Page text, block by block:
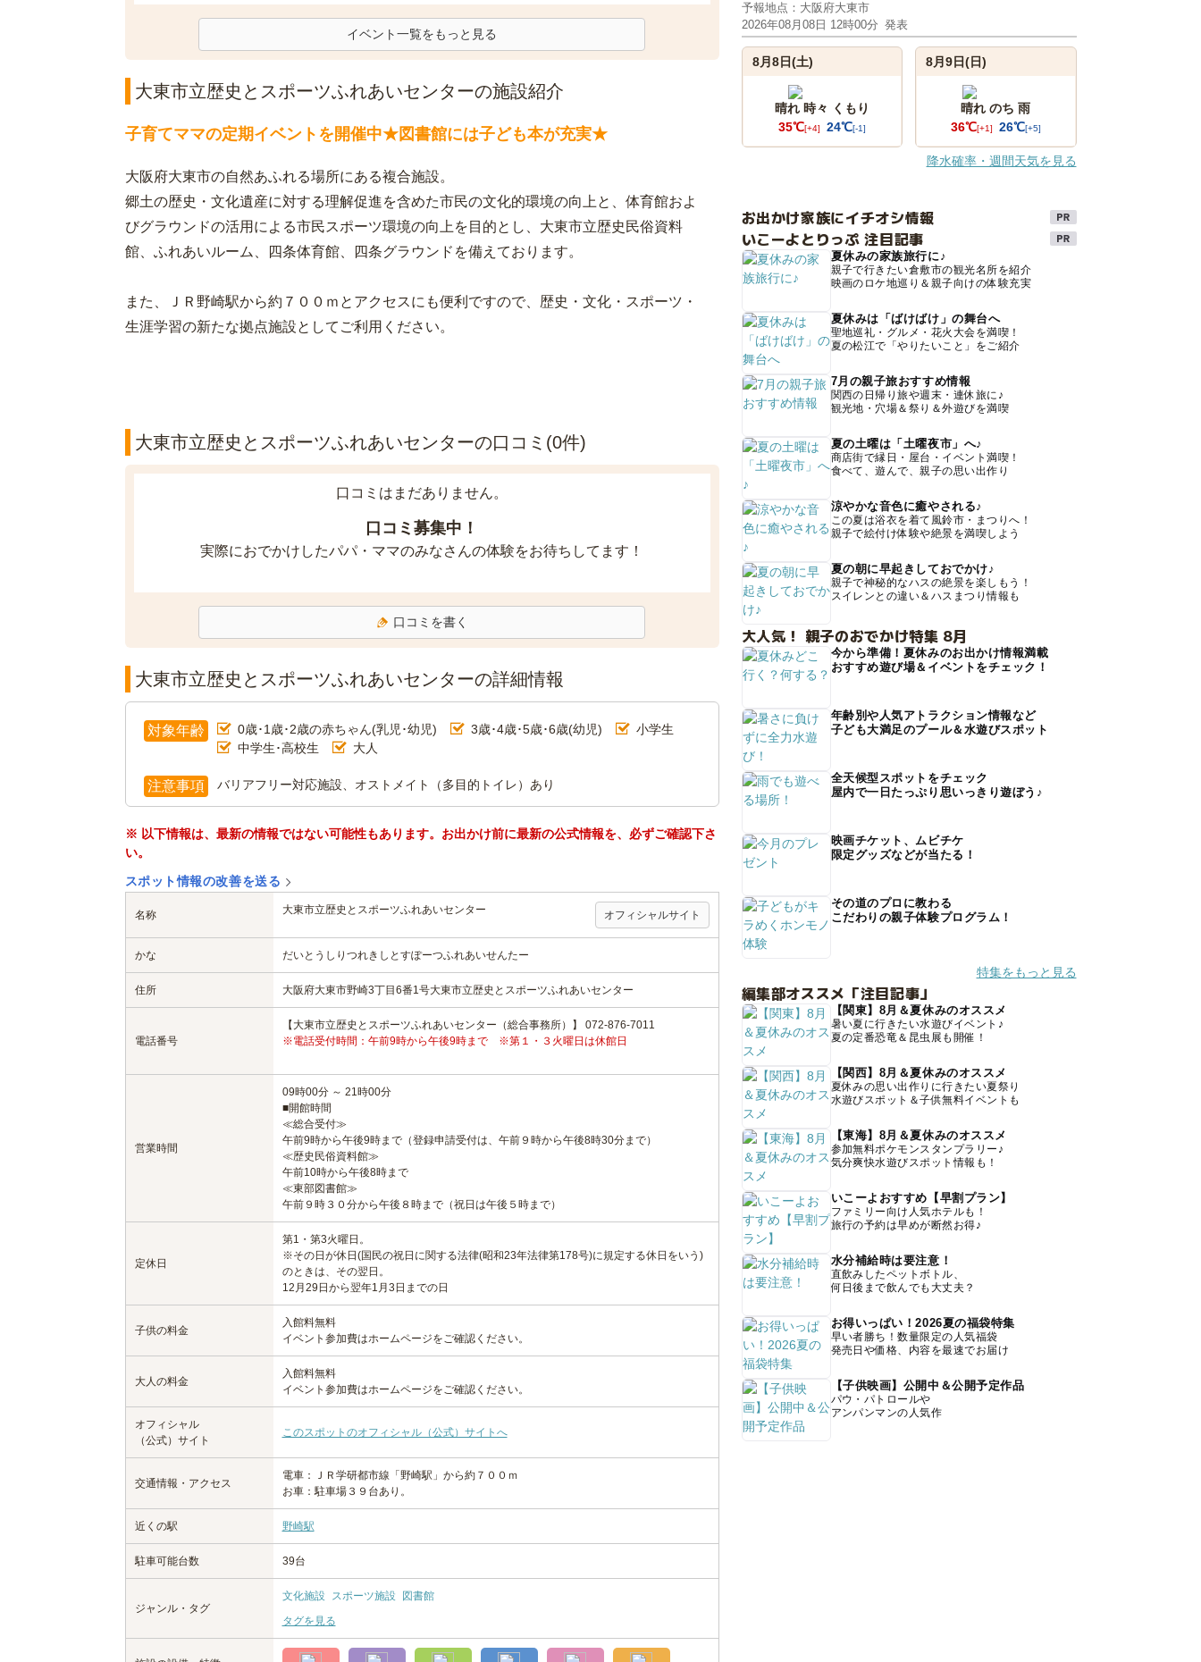
イベント一覧をもっと見る
大東市立歴史とスポーツふれあいセンターの施設紹介
子育てママの定期イベントを開催中★図書館には子ども本が充実★
大阪府大東市の自然あふれる場所にある複合施設。
郷土の歴史・文化遺産に対する理解促進を含めた市民の文化的環境の向上と、体育館およ
びグラウンドの活用による市民スポーツ環境の向上を目的とし、大東市立歴史民俗資料
館、ふれあいルーム、四条体育館、四条グラウンドを備えております。
また、ＪＲ野崎駅から約７００ｍとアクセスにも便利ですので、歴史・文化・スポーツ・
生涯学習の新たな拠点施設としてご利用ください。
大東市立歴史とスポーツふれあいセンターの口コミ(0件)
口コミはまだありません。
口コミ募集中！
実際におでかけしたパパ・ママのみなさんの体験をお待ちしてます！
口コミを書く
大東市立歴史とスポーツふれあいセンターの詳細情報
対象年齢 0歳･1歳･2歳の赤ちゃん(乳児･幼児) 3歳･4歳･5歳･6歳(幼児)
小学生
中学生･高校生
大人
注意事項 バリアフリー対応施設、オストメイト（多目的トイレ）あり
※ 以下情報は、最新の情報ではない可能性もあります。お出かけ前に最新の公式情報を、必ずご確認下さ
い。
スポット情報の改善を送る
名称 大東市立歴史とスポーツふれあいセンター オフィシャルサイト
かな だいとうしりつれきしとすぽーつふれあいせんたー
住所 大阪府大東市野崎3丁目6番1号大東市立歴史とスポーツふれあいセンター
電話番号
【大東市立歴史とスポーツふれあいセンター（総合事務所）】 072-876-7011
※電話受付時間：午前9時から午後9時まで ※第１・３火曜日は休館日
営業時間
09時00分 ～ 21時00分
■開館時間
≪総合受付≫
午前9時から午後9時まで（登録申請受付は、午前９時から午後8時30分まで）
≪歴史民俗資料館≫
午前10時から午後8時まで
≪東部図書館≫
午前９時３０分から午後８時まで（祝日は午後５時まで）
定休日
第1・第3火曜日。
※その日が休日(国民の祝日に関する法律(昭和23年法律第178号)に規定する休日をいう)
のときは、その翌日。
12月29日から翌年1月3日までの日
子供の料金
入館料無料
イベント参加費はホームページをご確認ください。
大人の料金
入館料無料
イベント参加費はホームページをご確認ください。
オフィシャル
（公式）サイト
このスポットのオフィシャル（公式）サイトへ
交通情報・アクセス
電車：ＪＲ学研都市線「野崎駅」から約７００ｍ
お車：駐車場３９台あり。
近くの駅 野崎駅
駐車可能台数 39台
ジャンル・タグ
文化施設 スポーツ施設
図書館
タグを見る
予報地点：大阪府大東市
2026年08月08日 12時00分 発表
8月8日(土)
晴れ 時々 くもり
35℃[+4] 24℃[-1]
8月9日(日)
晴れ のち 雨
36℃[+1] 26℃[+5]
降水確率・週間天気を見る
お出かけ家族にイチオシ情報
いこーよとりっぷ 注目記事
夏休みの家族旅行に♪
親子で行きたい倉敷市の観光名所を紹介
映画のロケ地巡り＆親子向けの体験充実
夏休みは「ばけばけ」の舞台へ
聖地巡礼・グルメ・花火大会を満喫！
夏の松江で「やりたいこと」をご紹介
7月の親子旅おすすめ情報
関西の日帰り旅や週末・連休旅に♪
観光地・穴場＆祭り＆外遊びを満喫
夏の土曜は「土曜夜市」へ♪
商店街で縁日・屋台・イベント満喫！
食べて、遊んで、親子の思い出作り
涼やかな音色に癒やされる♪
この夏は浴衣を着て風鈴市・まつりへ！
親子で絵付け体験や絶景を満喫しよう
夏の朝に早起きしておでかけ♪
親子で神秘的なハスの絶景を楽しもう！
スイレンとの違い＆ハスまつり情報も
大人気！ 親子のおでかけ特集 8月
今から準備！夏休みのお出かけ情報満載
おすすめ遊び場＆イベントをチェック！
年齢別や人気アトラクション情報など
子ども大満足のプール＆水遊びスポット
全天候型スポットをチェック
屋内で一日たっぷり思いっきり遊ぼう♪
映画チケット、ムビチケ
限定グッズなどが当たる！
その道のプロに教わる
こだわりの親子体験プログラム！
特集をもっと見る
編集部オススメ「注目記事」
【関東】8月＆夏休みのオススメ
暑い夏に行きたい水遊びイベント♪
夏の定番恐竜＆昆虫展も開催！
【関西】8月＆夏休みのオススメ
夏休みの思い出作りに行きたい夏祭り
水遊びスポット＆子供無料イベントも
【東海】8月＆夏休みのオススメ
参加無料ポケモンスタンプラリー♪
気分爽快水遊びスポット情報も！
いこーよおすすめ【早割プラン】
ファミリー向け人気ホテルも！
旅行の予約は早めが断然お得♪
水分補給時は要注意！
直飲みしたペットボトル、
何日後まで飲んでも大丈夫？
お得いっぱい！2026夏の福袋特集
早い者勝ち！数量限定の人気福袋
発売日や価格、内容を最速でお届け
【子供映画】公開中＆公開予定作品
パウ・パトロールや
アンパンマンの人気作